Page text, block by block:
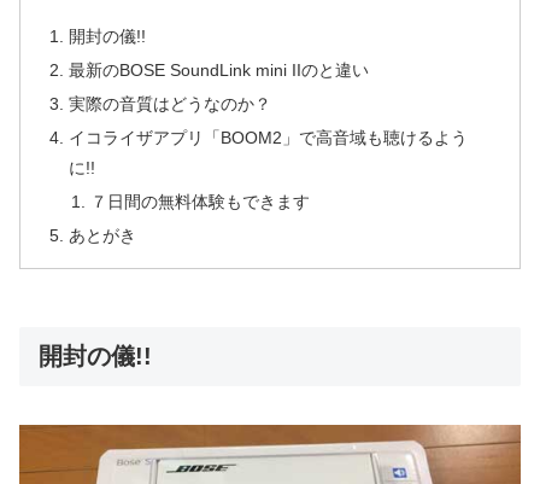
開封の儀!!
最新のBOSE SoundLink mini IIのと違い
実際の音質はどうなのか？
イコライザアプリ「BOOM2」で高音域も聴けるよう
に!!
７日間の無料体験もできます
あとがき
開封の儀!!